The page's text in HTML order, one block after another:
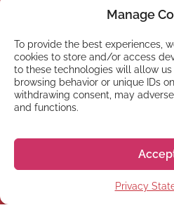
Manage
To provide the best experiences,
cookies to store and/or access
to these technologies will allow
browsing behavior or unique IDs
withdrawing consent, may
and functions.
Privacy
Subscribe to